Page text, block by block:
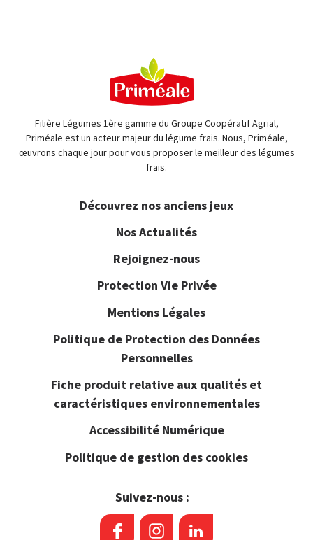
Filière Légumes 1ère gamme du Groupe Coopératif Agrial,
Priméale est un acteur majeur du légume frais. Nous, Priméale,
œuvrons chaque jour pour vous proposer le meilleur des légumes
frais.
Découvrez nos anciens jeux
Nos Actualités
Rejoignez-nous
Protection Vie Privée
Mentions Légales
Politique de Protection des Données
Personnelles
Fiche produit relative aux qualités et
caractéristiques environnementales
Accessibilité Numérique
Politique de gestion des cookies
Suivez-nous :